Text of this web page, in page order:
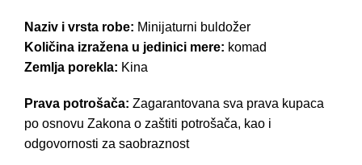
Naziv i vrsta robe: Minijaturni buldožer
Količina izražena u jedinici mere: komad
Zemlja porekla: Kina
Prava potrošača: Zagarantovana sva prava kupaca
po osnovu Zakona o zaštiti potrošača, kao i
odgovornosti za saobraznost